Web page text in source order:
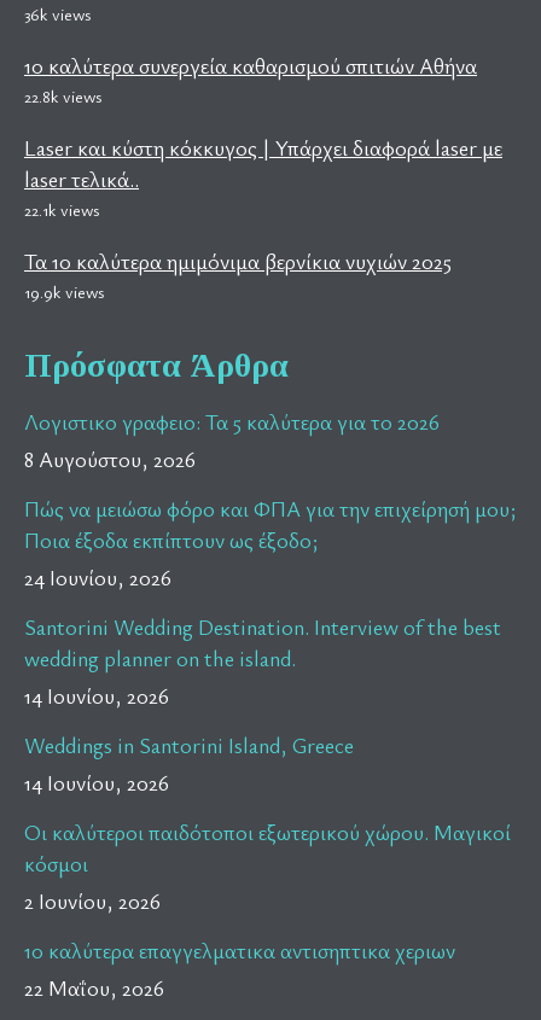
36k views
10 καλύτερα συνεργεία καθαρισμού σπιτιών Αθήνα
22.8k views
Laser και κύστη κόκκυγος | Υπάρχει διαφορά laser με
laser τελικά..
22.1k views
Τα 10 καλύτερα ημιμόνιμα βερνίκια νυχιών 2025
19.9k views
Πρόσφατα Άρθρα
Λογιστικο γραφειο: Τα 5 καλύτερα για το 2026
8 Αυγούστου, 2026
Πώς να μειώσω φόρο και ΦΠΑ για την επιχείρησή μου;
Ποια έξοδα εκπίπτουν ως έξοδο;
24 Ιουνίου, 2026
Santorini Wedding Destination. Interview of the best
wedding planner on the island.
14 Ιουνίου, 2026
Weddings in Santorini Island, Greece
14 Ιουνίου, 2026
Οι καλύτεροι παιδότοποι εξωτερικού χώρου. Μαγικοί
κόσμοι
2 Ιουνίου, 2026
10 καλύτερα επαγγελματικα αντισηπτικα χεριων
22 Μαΐου, 2026